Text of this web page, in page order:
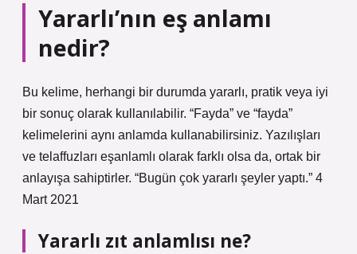
Yararlı’nın eş anlamı
nedir?
Bu kelime, herhangi bir durumda yararlı, pratik veya iyi
bir sonuç olarak kullanılabilir. “Fayda” ve “fayda”
kelimelerini aynı anlamda kullanabilirsiniz. Yazılışları
ve telaffuzları eşanlamlı olarak farklı olsa da, ortak bir
anlayışa sahiptirler. “Bugün çok yararlı şeyler yaptı.” 4
Mart 2021
Yararlı zıt anlamlısı ne?